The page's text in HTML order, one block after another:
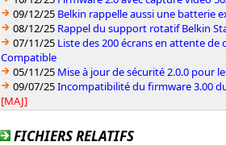
09/12/25 Belkin rappelle aussi une batterie
08/12/25 Rappel du support rotatif Belkin
07/11/25 Liste des 200 écrans en attente de
Compatible
05/11/25 Mise à jour de sécurité 2.0.0 pour
09/07/25Incompatibilité du firmware 3.00
[MAJ]
FICHIERS RELATIFS